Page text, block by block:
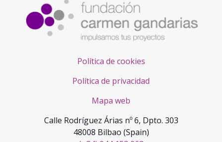
Política de cookies
Política de privacidad
Mapa web
Calle Rodríguez Árias nº 6, Dpto. 303
48008 Bilbao (Spain)